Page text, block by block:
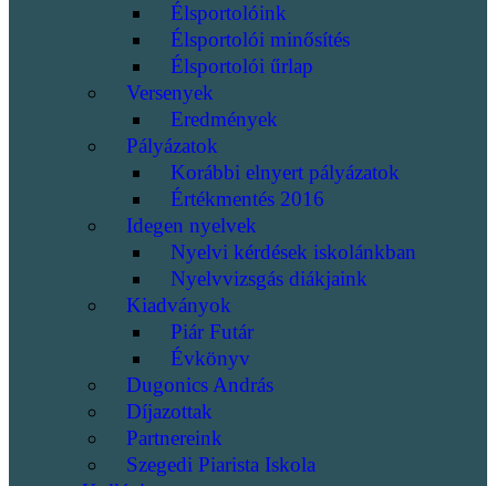
Élsportolóink
Élsportolói minősítés
Élsportolói űrlap
Versenyek
Eredmények
Pályázatok
Korábbi elnyert pályázatok
Értékmentés 2016
Idegen nyelvek
Nyelvi kérdések iskolánkban
Nyelvvizsgás diákjaink
Kiadványok
Piár Futár
Évkönyv
Dugonics András
Díjazottak
Partnereink
Szegedi Piarista Iskola